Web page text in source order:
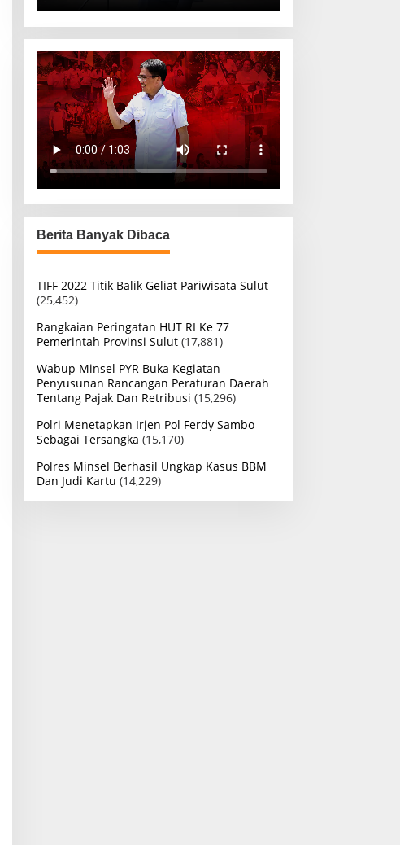
Berita Banyak Dibaca
TIFF 2022 Titik Balik Geliat Pariwisata Sulut
(25,452)
Rangkaian Peringatan HUT RI Ke 77
Pemerintah Provinsi Sulut (17,881)
Wabup Minsel PYR Buka Kegiatan
Penyusunan Rancangan Peraturan Daerah
Tentang Pajak Dan Retribusi (15,296)
Polri Menetapkan Irjen Pol Ferdy Sambo
Sebagai Tersangka (15,170)
Polres Minsel Berhasil Ungkap Kasus BBM
Dan Judi Kartu (14,229)